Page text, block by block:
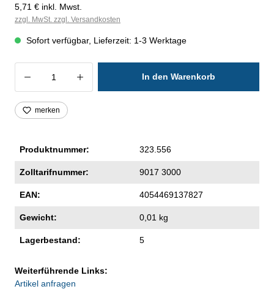
5,71 € inkl. Mwst.
zzgl. MwSt. zzgl. Versandkosten
Sofort verfügbar, Lieferzeit: 1-3 Werktage
Produkt Anzahl: Gib den gewünschten
In den Warenkorb
merken
Produktnummer: 323.556
Zolltarifnummer: 9017 3000
EAN: 4054469137827
Gewicht: 0,01 kg
Lagerbestand: 5
Weiterführende Links:
Artikel anfragen